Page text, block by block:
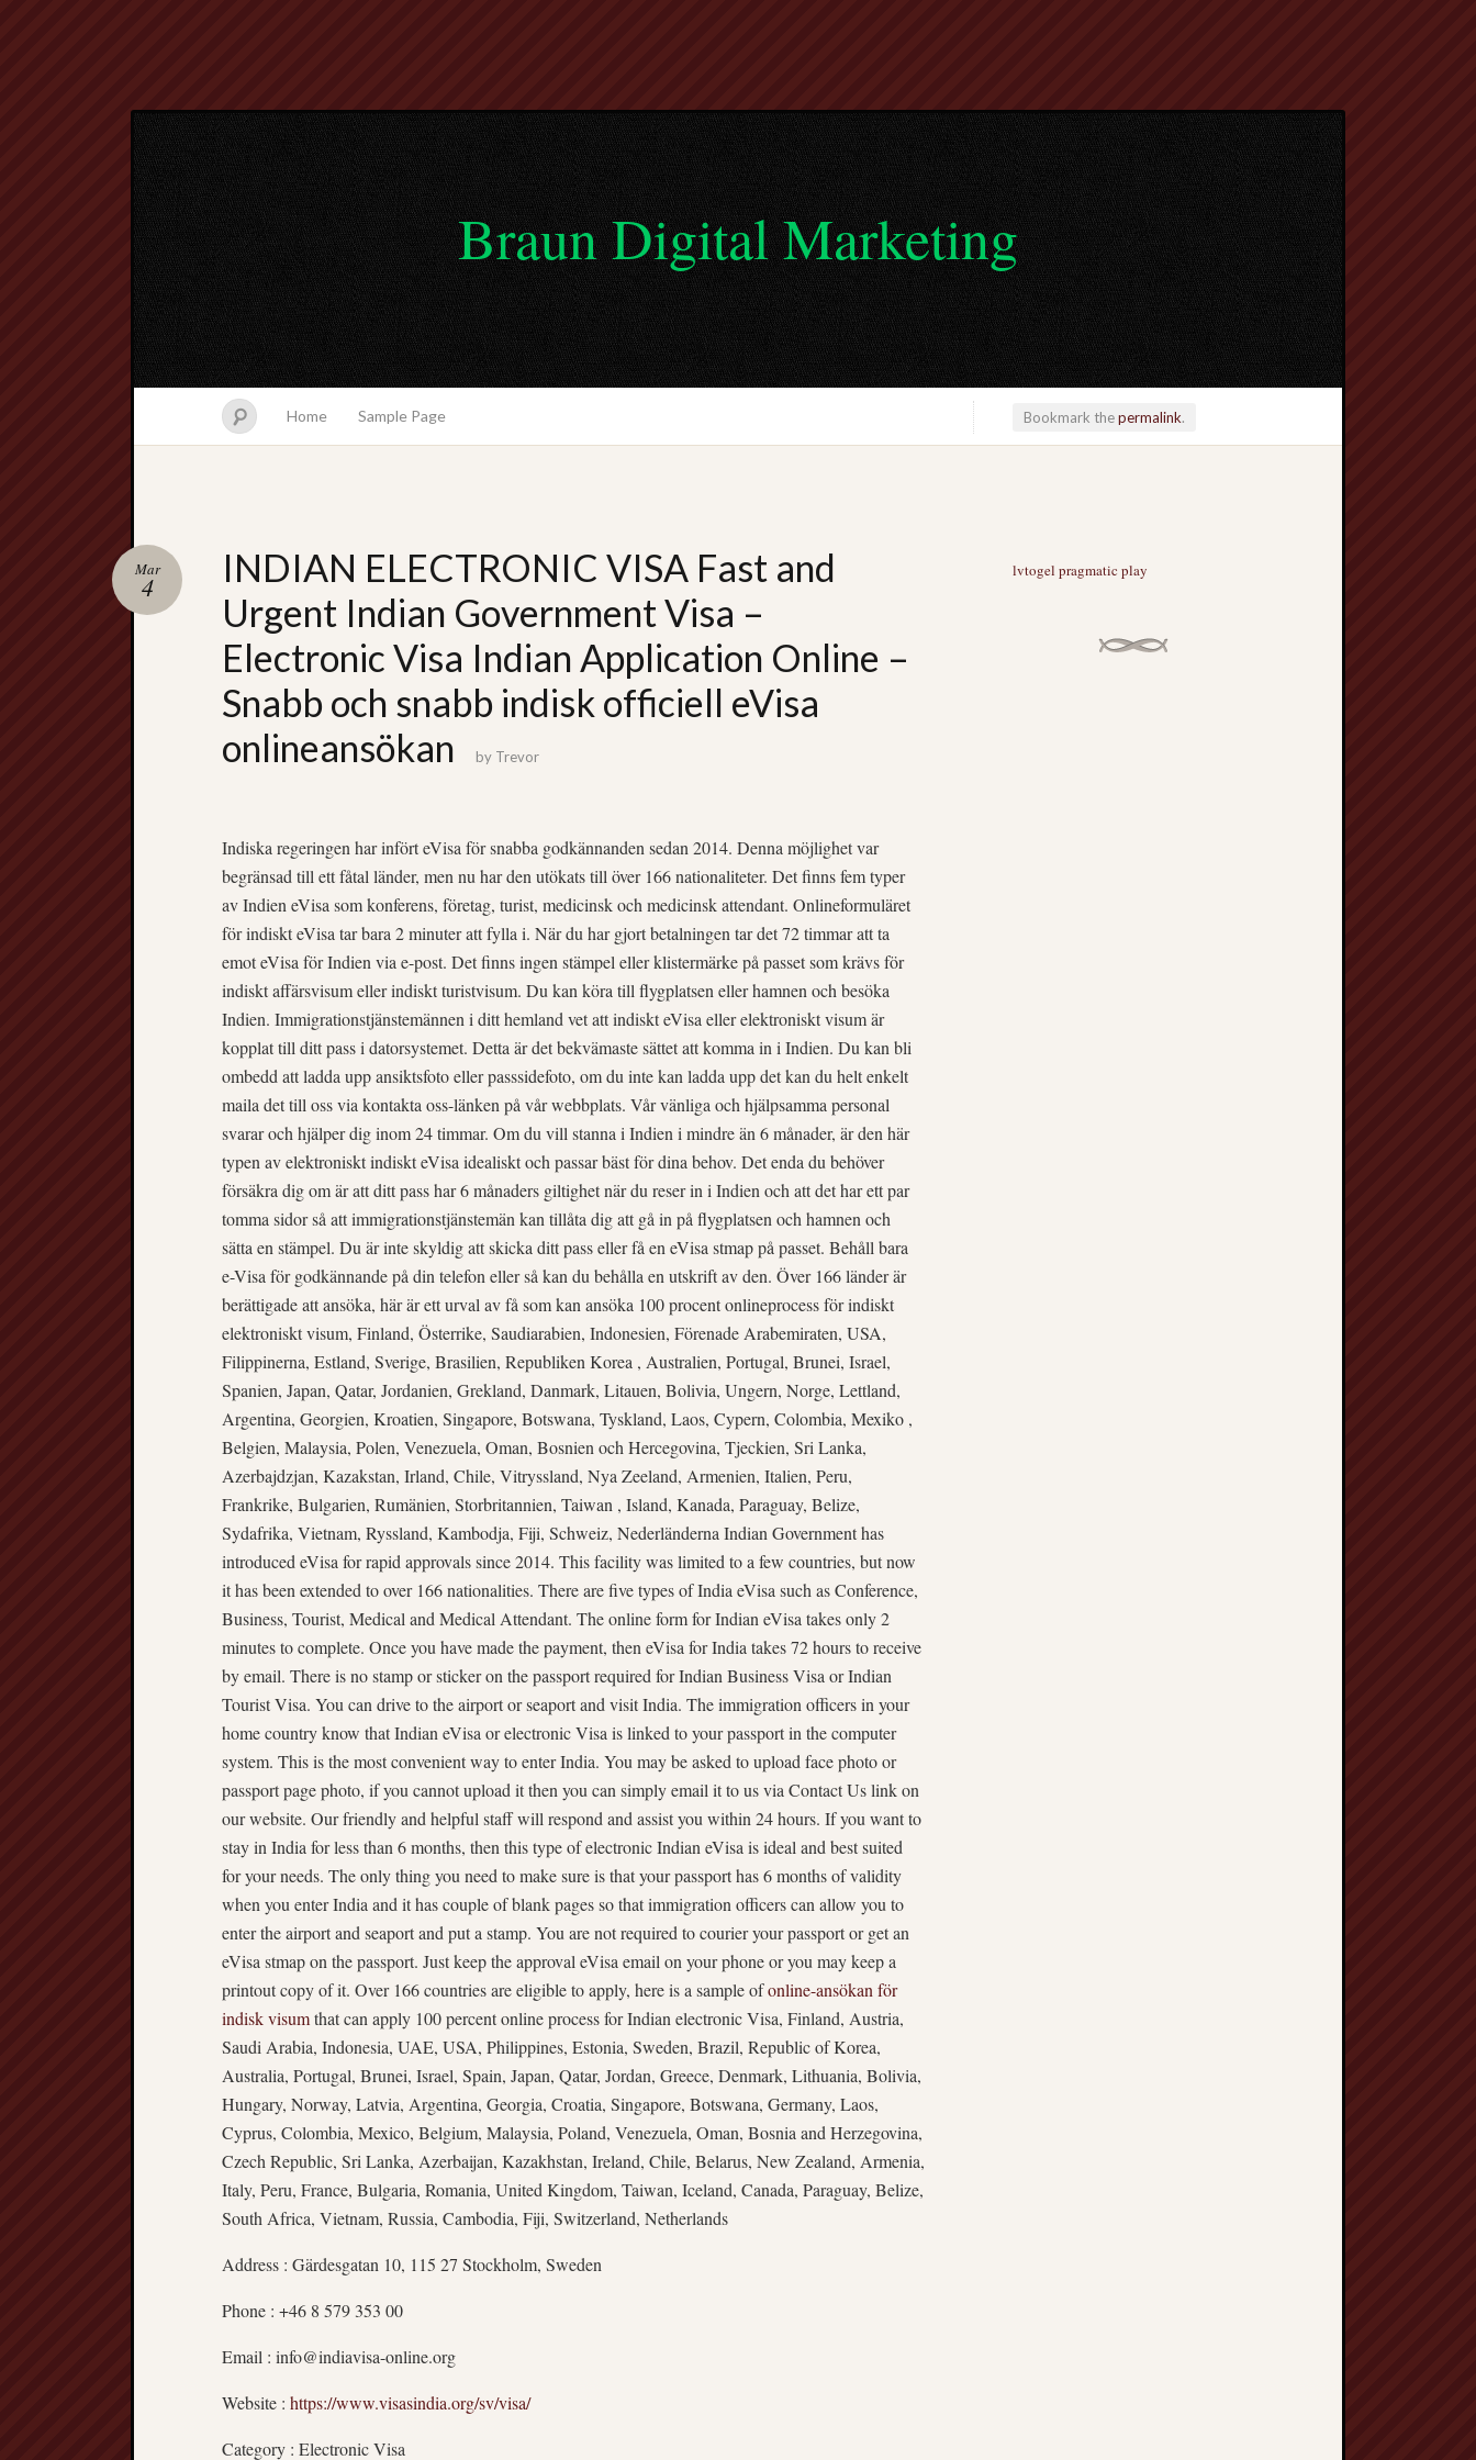
Braun Digital Marketing
Home Sample Page Bookmark thepermalink.
INDIAN ELECTRONIC VISA Fast and
Urgent Indian Government Visa –
Electronic Visa Indian Application Online –
Snabb och snabb indisk officiell eVisa
onlineansökan
Mar
4
by Trevor
Indiska regeringen har infört eVisa för snabba godkännanden sedan 2014. Denna möjlighet var
begränsad till ett fåtal länder, men nu har den utökats till över 166 nationaliteter. Det finns fem typer
av Indien eVisa som konferens, företag, turist, medicinsk och medicinsk attendant. Onlineformuläret
för indiskt eVisa tar bara 2 minuter att fylla i. När du har gjort betalningen tar det 72 timmar att ta
emot eVisa för Indien via e-post. Det finns ingen stämpel eller klistermärke på passet som krävs för
indiskt affärsvisum eller indiskt turistvisum. Du kan köra till flygplatsen eller hamnen och besöka
Indien. Immigrationstjänstemännen i ditt hemland vet att indiskt eVisa eller elektroniskt visum är
kopplat till ditt pass i datorsystemet. Detta är det bekvämaste sättet att komma in i Indien. Du kan bli
ombedd att ladda upp ansiktsfoto eller passsidefoto, om du inte kan ladda upp det kan du helt enkelt
maila det till oss via kontakta oss-länken på vår webbplats. Vår vänliga och hjälpsamma personal
svarar och hjälper dig inom 24 timmar. Om du vill stanna i Indien i mindre än 6 månader, är den här
typen av elektroniskt indiskt eVisa idealiskt och passar bäst för dina behov. Det enda du behöver
försäkra dig om är att ditt pass har 6 månaders giltighet när du reser in i Indien och att det har ett par
tomma sidor så att immigrationstjänstemän kan tillåta dig att gå in på flygplatsen och hamnen och
sätta en stämpel. Du är inte skyldig att skicka ditt pass eller få en eVisa stmap på passet. Behåll bara
e-Visa för godkännande på din telefon eller så kan du behålla en utskrift av den. Över 166 länder är
berättigade att ansöka, här är ett urval av få som kan ansöka 100 procent onlineprocess för indiskt
elektroniskt visum, Finland, Österrike, Saudiarabien, Indonesien, Förenade Arabemiraten, USA,
Filippinerna, Estland, Sverige, Brasilien, Republiken Korea , Australien, Portugal, Brunei, Israel,
Spanien, Japan, Qatar, Jordanien, Grekland, Danmark, Litauen, Bolivia, Ungern, Norge, Lettland,
Argentina, Georgien, Kroatien, Singapore, Botswana, Tyskland, Laos, Cypern, Colombia, Mexiko ,
Belgien, Malaysia, Polen, Venezuela, Oman, Bosnien och Hercegovina, Tjeckien, Sri Lanka,
Azerbajdzjan, Kazakstan, Irland, Chile, Vitryssland, Nya Zeeland, Armenien, Italien, Peru,
Frankrike, Bulgarien, Rumänien, Storbritannien, Taiwan , Island, Kanada, Paraguay, Belize,
Sydafrika, Vietnam, Ryssland, Kambodja, Fiji, Schweiz, Nederländerna Indian Government has
introduced eVisa for rapid approvals since 2014. This facility was limited to a few countries, but now
it has been extended to over 166 nationalities. There are five types of India eVisa such as Conference,
Business, Tourist, Medical and Medical Attendant. The online form for Indian eVisa takes only 2
minutes to complete. Once you have made the payment, then eVisa for India takes 72 hours to receive
by email. There is no stamp or sticker on the passport required for Indian Business Visa or Indian
Tourist Visa. You can drive to the airport or seaport and visit India. The immigration officers in your
home country know that Indian eVisa or electronic Visa is linked to your passport in the computer
system. This is the most convenient way to enter India. You may be asked to upload face photo or
passport page photo, if you cannot upload it then you can simply email it to us via Contact Us link on
our website. Our friendly and helpful staff will respond and assist you within 24 hours. If you want to
stay in India for less than 6 months, then this type of electronic Indian eVisa is ideal and best suited
for your needs. The only thing you need to make sure is that your passport has 6 months of validity
when you enter India and it has couple of blank pages so that immigration officers can allow you to
enter the airport and seaport and put a stamp. You are not required to courier your passport or get an
eVisa stmap on the passport. Just keep the approval eVisa email on your phone or you may keep a
printout copy of it. Over 166 countries are eligible to apply, here is a sample ofonline-ansökan för
indisk visumthat can apply 100 percent online process for Indian electronic Visa, Finland, Austria,
Saudi Arabia, Indonesia, UAE, USA, Philippines, Estonia, Sweden, Brazil, Republic of Korea,
Australia, Portugal, Brunei, Israel, Spain, Japan, Qatar, Jordan, Greece, Denmark, Lithuania, Bolivia,
Hungary, Norway, Latvia, Argentina, Georgia, Croatia, Singapore, Botswana, Germany, Laos,
Cyprus, Colombia, Mexico, Belgium, Malaysia, Poland, Venezuela, Oman, Bosnia and Herzegovina,
Czech Republic, Sri Lanka, Azerbaijan, Kazakhstan, Ireland, Chile, Belarus, New Zealand, Armenia,
Italy, Peru, France, Bulgaria, Romania, United Kingdom, Taiwan, Iceland, Canada, Paraguay, Belize,
South Africa, Vietnam, Russia, Cambodia, Fiji, Switzerland, Netherlands
Address : Gärdesgatan 10, 115 27 Stockholm, Sweden
Phone : +46 8 579 353 00
Email : info@indiavisa-online.org
Website : https://www.visasindia.org/sv/visa/
Category : Electronic Visa
lvtogel pragmatic play